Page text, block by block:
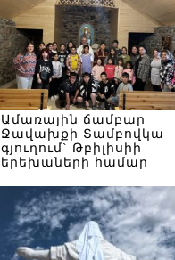
Ամառային ճամբար
Ջավախքի Տամբովկա
գյուղում` Թբիլիսիի
երեխաների համար